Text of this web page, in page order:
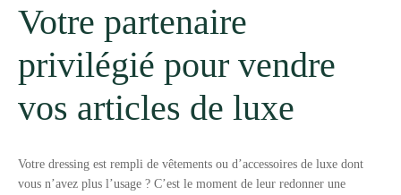
Votre partenaire
privilégié pour vendre
vos articles de luxe
Votre dressing est rempli de vêtements ou d’accessoires de luxe dont
vous n’avez plus l’usage ? C’est le moment de leur redonner une